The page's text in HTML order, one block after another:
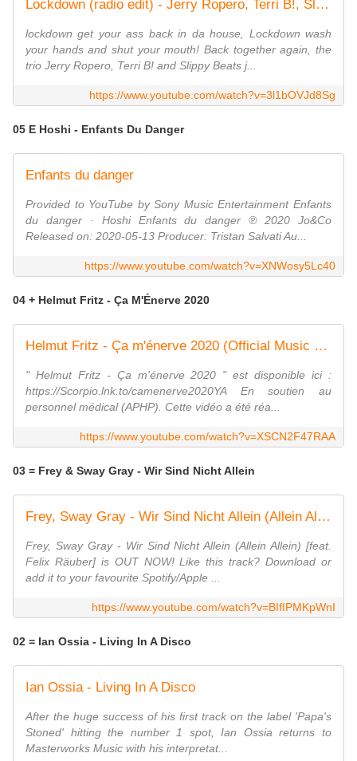
Lockdown (radio edit) - Jerry Ropero, Terri B!, Slippy Beats, Paper Head - #stayhome anti-virus song
lockdown get your ass back in da house, Lockdown wash
your hands and shut your mouth! Back together again, the
trio Jerry Ropero, Terri B! and Slippy Beats j...
https://www.youtube.com/watch?v=3l1bOVJd8Sg
05 E Hoshi - Enfants Du Danger
Enfants du danger
Provided to YouTube by Sony Music Entertainment Enfants
du danger · Hoshi Enfants du danger ℗ 2020 Jo&Co
Released on: 2020-05-13 Producer: Tristan Salvati Au...
https://www.youtube.com/watch?v=XNWosy5Lc40
04 + Helmut Fritz - Ça M'Énerve 2020
Helmut Fritz - Ça m'énerve 2020 (Official Music Video)
" Helmut Fritz - Ça m'énerve 2020 " est disponible ici :
https://Scorpio.lnk.to/camenerve2020YA En soutien au
personnel médical (APHP). Cette vidéo a été réa...
https://www.youtube.com/watch?v=XSCN2F47RAA
03 = Frey & Sway Gray - Wir Sind Nicht Allein
Frey, Sway Gray - Wir Sind Nicht Allein (Allein Allein) [feat. Felix Räuber] (Official Lyric Video)
Frey, Sway Gray - Wir Sind Nicht Allein (Allein Allein) [feat.
Felix Räuber] is OUT NOW! Like this track? Download or
add it to your favourite Spotify/Apple ...
https://www.youtube.com/watch?v=BIfIPMKpWnI
02 = Ian Ossia - Living In A Disco
Ian Ossia - Living In A Disco
After the huge success of his first track on the label 'Papa's
Stoned' hitting the number 1 spot, Ian Ossia returns to
Masterworks Music with his interpretat...